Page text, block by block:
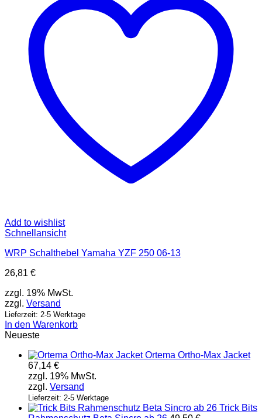
Add to wishlist
Schnellansicht
WRP Schalthebel Yamaha YZF 250 06-13
26,81 €
zzgl. 19% MwSt.
zzgl. Versand
Lieferzeit: 2-5 Werktage
In den Warenkorb
Neueste
Ortema Ortho-Max Jacket
67,14 €
zzgl. 19% MwSt.
zzgl. Versand
Lieferzeit: 2-5 Werktage
Trick Bits